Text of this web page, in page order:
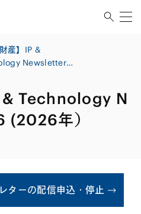
財産】IP &
Newsletter
& Technology N
年）
ターの配信申込・停止